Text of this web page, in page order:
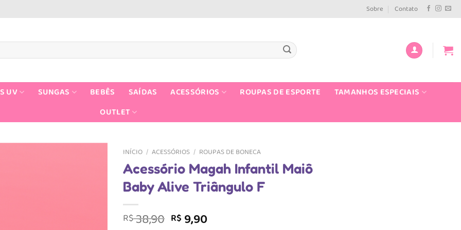
Sobre Contato
UV SUNGAS BEBÊS SAÍDAS ACESSÓRIOS ROUPAS DE ESPORTE
TAMANHOS ESPECIAIS
OUTLET
INÍCIO / ACESSÓRIOS / ROUPAS DE BONECA
Acessório Magah Infantil Maiô
Baby Alive Triângulo F
R$38,90 O
R$ 9,90O